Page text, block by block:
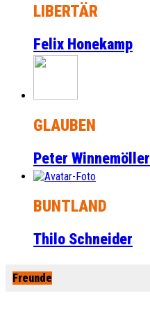
LIBERTÄR
Felix Honekamp
GLAUBEN
Peter Winnemöller
BUNTLAND
Thilo Schneider
Freunde